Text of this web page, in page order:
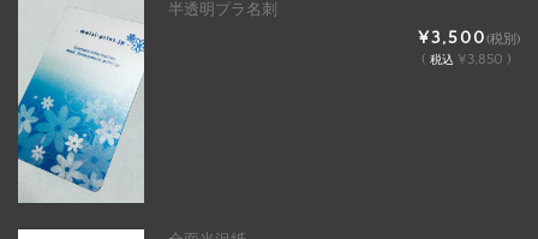
半透明プラ名刺
¥3,500(税別)
( 税込 ¥3,850 )